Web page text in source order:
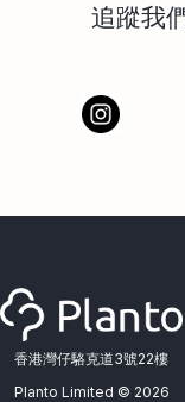
追蹤我
香港灣仔駱克道3號22樓
Planto Limited © 2026